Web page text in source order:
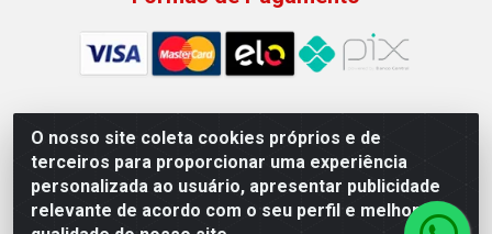
O nosso site coleta cookies próprios e de
terceiros para proporcionar uma experiência
personalizada ao usuário, apresentar publicidade
relevante de acordo com o seu perfil e melhorar a
Auto Qualidade Comercio de Pecas LTDA - Quadra Qi 23, S/N,
Lote 05/06 - Taguatinga, Brasília/DF - CEP 72.135-230 - CNPJ
72.617.459/0001-40